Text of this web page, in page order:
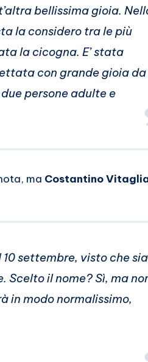
bellissima gioia.
la considero tra le più
la cicogna. E’ stata
con grande gioia da
persone adulte e
ma Costantino
settembre, visto che sia
Scelto il nome? Sì, ma
in modo normalissimo,